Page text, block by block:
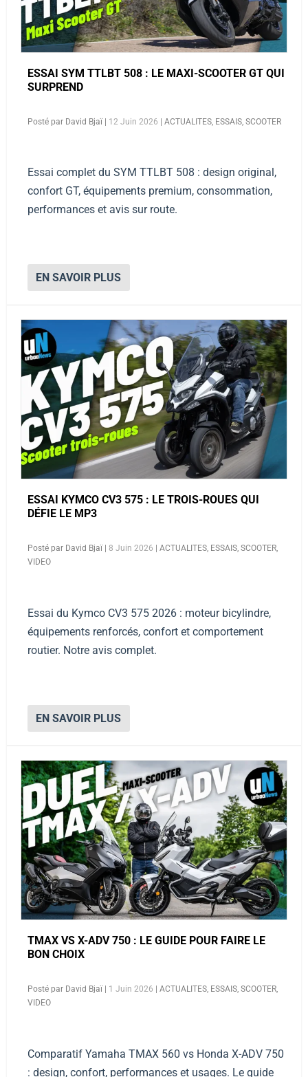
ESSAI SYM TTLBT 508 : LE MAXI-SCOOTER GT QUI
SURPREND
Posté par David Bjaï| 12 Juin 2026 | ACTUALITES ESSAIS SCOOTER
Essai complet du SYM TTLBT 508 : design original,
confort GT, équipements premium, consommation,
performances et avis sur route.
EN SAVOIR PLUS
ESSAI KYMCO CV3 575 : LE TROIS-ROUES QUI
DÉFIE LE MP3
Posté par David Bjaï| 8 Juin 2026 ACTUALITES, ESSAIS, SCOOTER,
VIDEO
Essai du Kymco CV3 575 2026 : moteur bicylindre,
équipements renforcés, confort et comportement
routier. Notre avis complet.
EN SAVOIR PLUS
TMAX VS X-ADV 750 : LE GUIDE POUR FAIRE LE
BON CHOIX
Posté par David Bjaï| 1 Juin 2026 ACTUALITES, ESSAIS, SCOOTER,
VIDEO
Comparatif Yamaha TMAX 560 vs Honda X-ADV 750
: design, confort, performances et usages. Le guide